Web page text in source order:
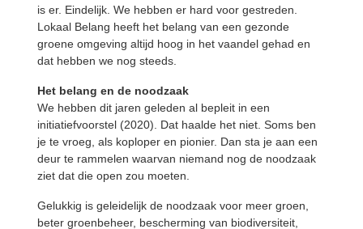
is er. Eindelijk. We hebben er hard voor gestreden.
Lokaal Belang heeft het belang van een gezonde
groene omgeving altijd hoog in het vaandel gehad en
dat hebben we nog steeds.
Het belang en de noodzaak
We hebben dit jaren geleden al bepleit in een
initiatiefvoorstel (2020). Dat haalde het niet. Soms ben
je te vroeg, als koploper en pionier. Dan sta je aan een
deur te rammelen waarvan niemand nog de noodzaak
ziet dat die open zou moeten.
Gelukkig is geleidelijk de noodzaak voor meer groen,
beter groenbeheer, bescherming van biodiversiteit,